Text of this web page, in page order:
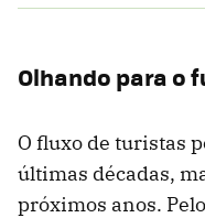
Olhando para o
O fluxo de turistas
últimas décadas,
próximos anos.